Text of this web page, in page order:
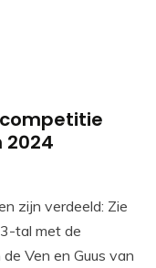
2024
zijn verdeeld: Zie
tal met de
Ven en Guus van